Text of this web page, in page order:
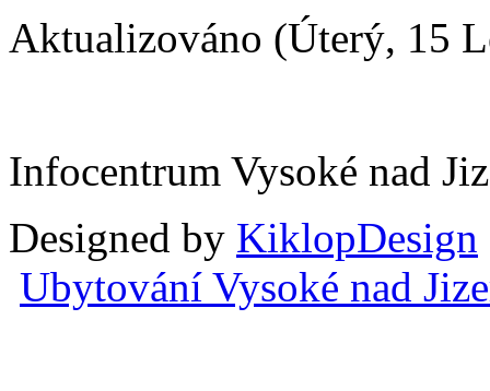
Aktualizováno (Úterý, 15
Infocentrum Vysoké nad
Designed by KiklopDesign
Ubytování Vysoké nad